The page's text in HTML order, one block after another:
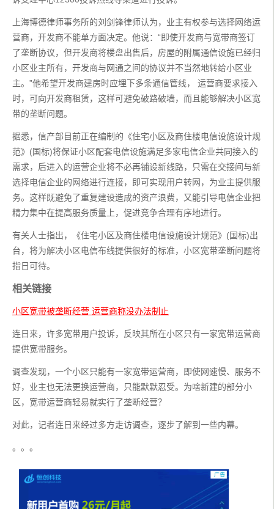
上海博德律师事务所的刘剑锋律师认为，业主有权参与选择网络运
营商，开发商不能单方面决定。他说：“即使开发商与宽带商签订
了垄断协议，但开发商将楼盘出售后，房屋的附属通信设施已经归
小区业主所有，开发商与网通之间的协议并不当然地转给小区业
主。”他希望开发商建房时应埋下多条通信管线， 运营商要求接入
时，可向开发商租赁，这样可避免破路破墙，而且能够解决小区宽
带的垄断问题。
据悉，信产部目前正在编制的《住宅小区及商住楼电信设施设计规
范》(国标)将保证小区配套电信设施满足多家电信企业共同接入的
需求，后进入的运营企业将不必再铺设新线路，只需在交接间与新
选择电信企业的网络进行连接，即可实现用户转网，为业主提供服
务。这样既避免了重复建设造成的资产浪费，又能引导电信企业把
精力集中在提高服务质量上，促进竞争合理有序地进行。
有关人士指出，《住宅小区及商住楼电信设施设计规范》(国标)出
台，将为解决小区电信布线提供很好的标准，小区宽带垄断问题将
指日可待。
相关链接
小区宽带被垄断经营 运营商称没办法制止
连日来，许多宽带用户投诉，反映其所在小区只有一家宽带运营商
提供宽带服务。
调查发现，一个小区只能有一家宽带运营商，即使网速慢、服务不
好，业主也无法更换运营商，只能默默忍受。为啥新建的部分小
区，宽带运营商轻易就实行了垄断经营？
对此，记者连日来经过多方走访调查，逐步了解到一些内幕。
。。。